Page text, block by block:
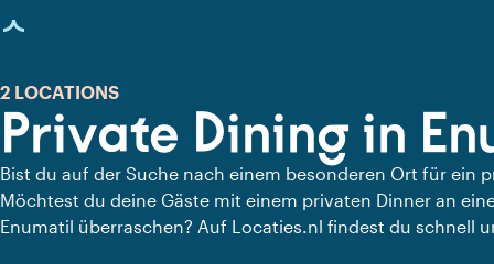
geladen
Private Dining in
2 LOCATIONS
Bist du auf der Suche nach einem besonderen Ort für ein
Möchtest du deine Gäste mit einem privaten Dinner an
Enumatil überraschen? Auf Locaties.nl findest du schnell